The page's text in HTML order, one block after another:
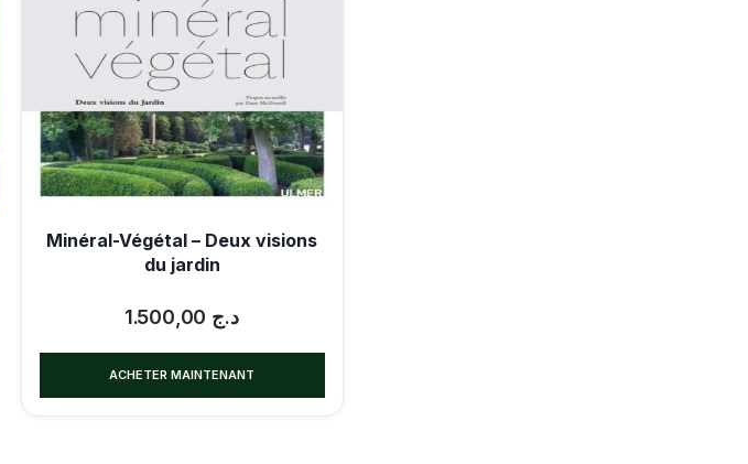
Minéral-Végétal – Deux visions
du jardin
د.ج
ACHETER MAINTENANT